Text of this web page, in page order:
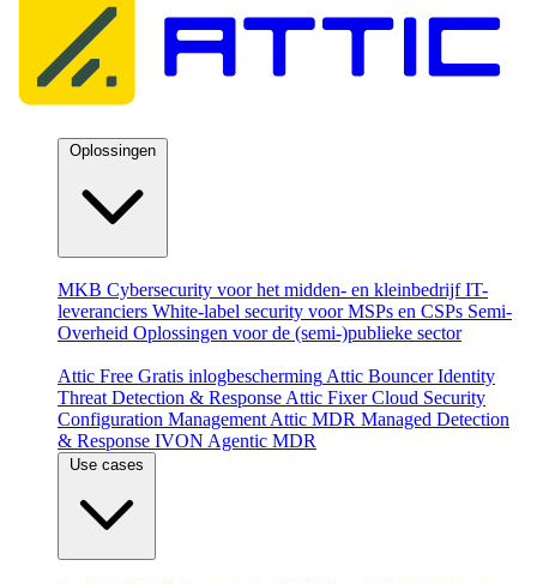
MKB Cybersecurity voor het midden- en kleinbedrijf IT-
leveranciers White-label security voor MSPs en CSPs Semi-
Overheid Oplossingen voor de (semi-)publieke sector
Attic Free Gratis inlogbescherming Attic Bouncer Identity
Threat Detection & Response Attic Fixer Cloud Security
Configuration Management Attic MDR Managed Detection
& Response IVON Agentic MDR